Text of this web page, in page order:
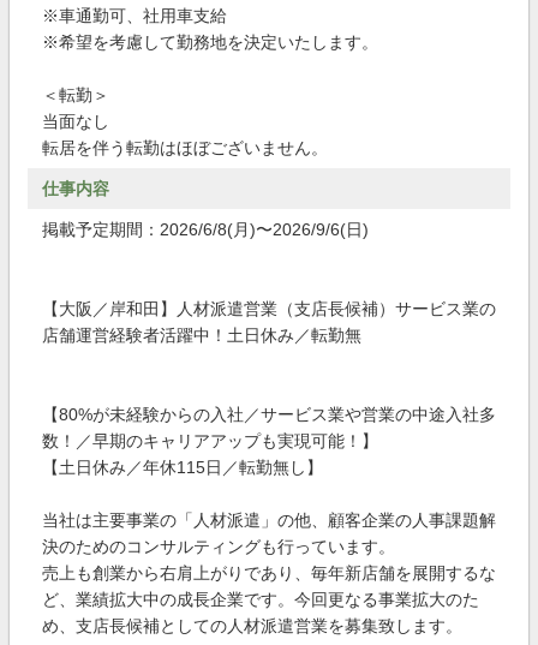
※車通勤可、社用車支給
※希望を考慮して勤務地を決定いたします。
＜転勤＞
当面なし
転居を伴う転勤はほぼございません。
仕事内容
掲載予定期間：2026/6/8(月)〜2026/9/6(日)
【大阪／岸和田】人材派遣営業（支店長候補）サービス業の
店舗運営経験者活躍中！土日休み／転勤無
【80%が未経験からの入社／サービス業や営業の中途入社多
数！／早期のキャリアアップも実現可能！】
【土日休み／年休115日／転勤無し】
当社は主要事業の「人材派遣」の他、顧客企業の人事課題解
決のためのコンサルティングも行っています。
売上も創業から右肩上がりであり、毎年新店舗を展開するな
ど、業績拡大中の成長企業です。今回更なる事業拡大のた
め、支店長候補としての人材派遣営業を募集致します。